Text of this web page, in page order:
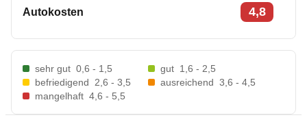
Autokosten 4,8
sehr gut 0,6 - 1,5 gut 1,6 - 2,5
befriedigend
2,6 - 3,5 ausreichend 3,6 - 4,5
mangelhaft 4,6 - 5,5